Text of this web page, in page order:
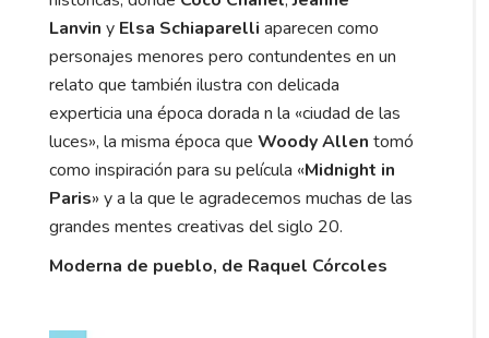
Lanvin y Elsa Schiaparelli aparecen como
personajes menores pero contundentes en un
relato que también ilustra con delicada
experticia una época dorada n la «ciudad de las
luces», la misma época que Woody Allen tomó
como inspiración para su película «Midnight in
Paris» y a la que le agradecemos muchas de las
grandes mentes creativas del siglo 20.
Moderna de pueblo, de Raquel Córcoles